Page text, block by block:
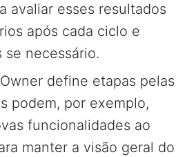
avaliar esses resultados
após cada ciclo e
se necessário.
define etapas pelas
podem, por exemplo,
funcionalidades ao
manter a visão geral do